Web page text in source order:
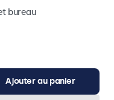
bureau
Ajouter au panier